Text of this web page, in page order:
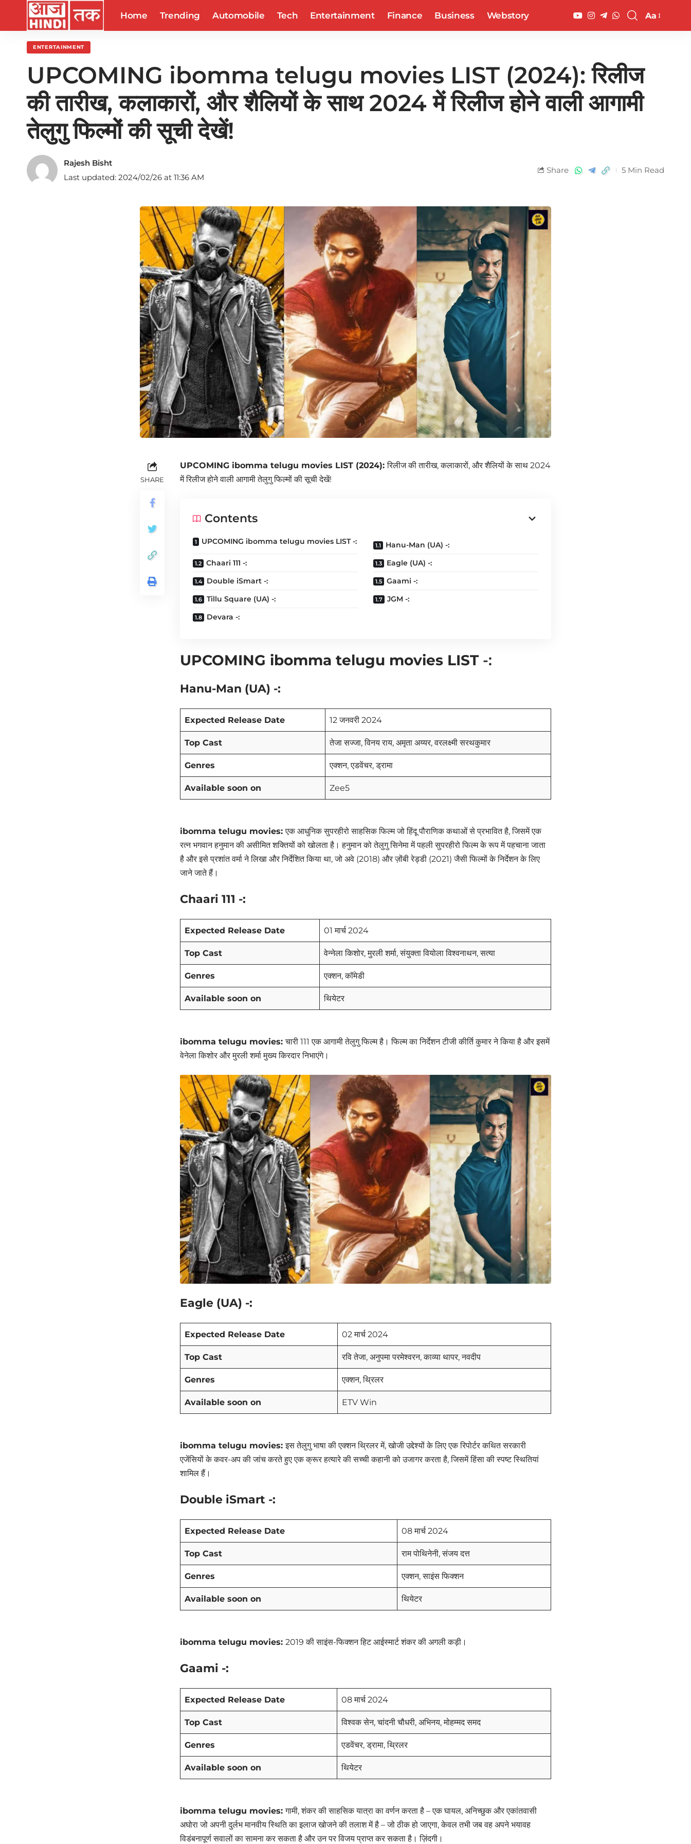
Home Trending Automobile Tech Entertainment Finance Business Webstory Aa
ENTERTAINMENT
UPCOMING ibomma telugu movies LIST (2024): रिलीज
की तारीख, कलाकारों, और शैलियों के साथ 2024 में रिलीज होने वाली आगामी
तेलुगु फिल्मों की सूची देखें!
Last updated: 2024/02/26 at 11:36 AM
Rajesh Bisht
Share 5 Min Read
SHARE
UPCOMING ibomma telugu movies LIST (2024):रिलीज की तारीख, कलाकारों, और शैलियों के साथ 2024
में रिलीज होने वाली आगामी तेलुगु फिल्मों की सूची देखें!
Contents
UPCOMING ibomma telugu movies LIST -:
Hanu-Man (UA) -:
Chaari 111 -:
Eagle (UA) -:
Double iSmart -:
Gaami -:
Tillu Square (UA) -:
JGM -:
Devara -:
UPCOMING ibomma telugu movies LIST-:
Hanu-Man (UA) -:
Expected Release Date 12 जनवरी 2024
Top Cast तेजा सज्जा, विनय राय, अमृता अय्यर, वरलक्ष्मी सरथकुमार
Genres एक्शन, एडवेंचर, ड्रामा
Available soon on Zee5
ibomma telugu movies:एक आधुनिक सुपरहीरो साहसिक फिल्म जो हिंदू पौराणिक कथाओं से प्रभावित है, जिसमें एक
रत्न भगवान हनुमान की असीमित शक्तियों को खोलता है। हनुमान को तेलुगु सिनेमा में पहली सुपरहीरो फिल्म के रूप में पहचाना जाता
है और इसे प्रशांत वर्मा ने लिखा और निर्देशित किया था, जो अवे (2018) और ज़ोंबी रेड्डी (2021) जैसी फिल्मों के निर्देशन के लिए
जाने जाते हैं।
Chaari 111 -:
Expected Release Date 01 मार्च 2024
Top Cast वेन्नेला किशोर, मुरली शर्मा, संयुक्ता वियोला विश्वनाथन, सत्या
Genres एक्शन, कॉमेडी
Available soon on थियेटर
ibomma telugu movies:चारी 111 एक आगामी तेलुगु फिल्म है। फिल्म का निर्देशन टीजी कीर्ति कुमार ने किया है और इसमें
वेनेला किशोर और मुरली शर्मा मुख्य किरदार निभाएंगे।
Eagle (UA) -:
Expected Release Date 02 मार्च 2024
Top Cast रवि तेजा, अनुपमा परमेश्वरन, काव्या थापर, नवदीप
Genres एक्शन, थ्रिलर
Available soon on ETV Win
ibomma telugu movies:इस तेलुगु भाषा की एक्शन थ्रिलर में, खोजी उद्देश्यों के लिए एक रिपोर्टर कथित सरकारी
एजेंसियों के कवर-अप की जांच करते हुए एक क्रूर हत्यारे की सच्ची कहानी को उजागर करता है, जिसमें हिंसा की स्पष्ट स्थितियां
शामिल हैं।
Double iSmart -:
Expected Release Date 08 मार्च 2024
Top Cast राम पोथिनेनी, संजय दत्त
Genres एक्शन, साइंस फिक्शन
Available soon on थियेटर
ibomma telugu movies: 2019 की साइंस-फिक्शन हिट आईस्मार्ट शंकर की अगली कड़ी।
Gaami -:
Expected Release Date 08 मार्च 2024
Top Cast विश्वक सेन, चांदनी चौधरी, अभिनय, मोहम्मद समद
Genres एडवेंचर, ड्रामा, थ्रिलर
Available soon on थियेटर
ibomma telugu movies:गामी, शंकर की साहसिक यात्रा का वर्णन करता है – एक घायल, अनिच्छुक और एकांतवासी
अघोरा जो अपनी दुर्लभ मानवीय स्थिति का इलाज खोजने की तलाश में है – जो ठीक हो जाएगा, केवल तभी जब वह अपने भयावह
विडंबनापूर्ण सवालों का सामना कर सकता है और उन पर विजय प्राप्त कर सकता है। ज़िंदगी।